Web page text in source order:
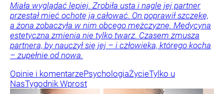
Miała wyglądać lepiej. Zrobiła usta i nagle jej partner
przestał mieć ochotę ją całować. On poprawił szczękę,
a żona zobaczyła w nim obcego mężczyznę. Medycyna
estetyczna zmienia nie tylko twarz. Czasem zmusza
partnera, by nauczył się jej – i człowieka, którego kocha
– zupełnie od nowa.
Opinie i komentarzePsychologiaŻycieTylko u
NasTygodnik Wprost